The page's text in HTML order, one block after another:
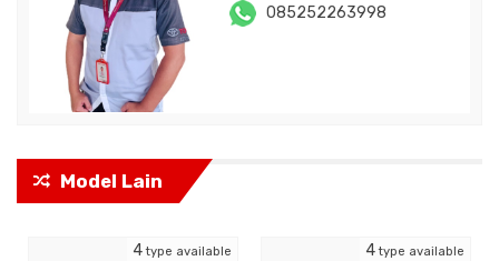
085252263998
Model Lain
4type available 4type available